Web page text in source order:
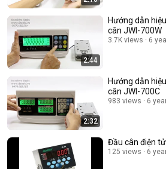
2:44
Hướng dẫn
cân JWI-700W
3.7K views 6
2:32
Hướng dẫn
cân JWI-700C
983 views 6
Đầu cân điện
125 views 6